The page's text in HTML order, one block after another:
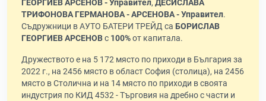
ГЕОРГИЕВ АРСЕНОВ - Управител, ДЕСИСЛАВА
ТРИФОНОВА ГЕРМАНОВА - АРСЕНОВА - Управител.
Съдружници в АУТО БАТЕРИ ТРЕЙД са БОРИСЛАВ
ГЕОРГИЕВ АРСЕНОВс 100%от капитала.
Дружеството е на 5 172 място по приходи в България за
2022 г., на 2456 място в област София (столица), на 2456
място в Столична и на 14 място по приходи в своята
индустрия по КИД 4532 - Търговия на дребно с части и